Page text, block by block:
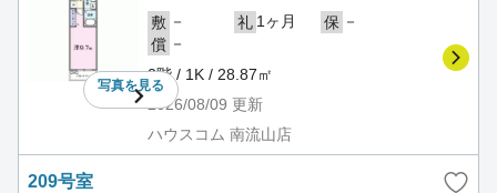
写真を見る
敷 － 礼 1ヶ月 保 －
償 －
2階 / 1K / 28.87㎡
2026/08/09 更新
ハウスコム 南流山店
209号室